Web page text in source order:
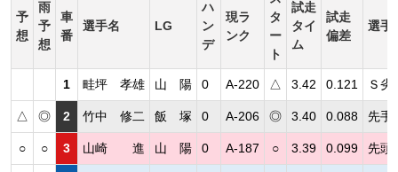
予
想
雨
予
想
車
番
選手名 LG
ハ
ン
デ
現ラ
ンク
タ
ー
ト
試走
タイ
ム
試走
偏差
選手
1 畦坪 孝雄 山 陽 0 A-220 △ 3.42 0.121 Ｓ劣
△ ◎ 2 竹中 修二 飯 塚 0 A-206 ◎ 3.40 0.088 先手
○ ○ 3 山崎 進 山 陽 0 A-187 ○ 3.39 0.099 先頭